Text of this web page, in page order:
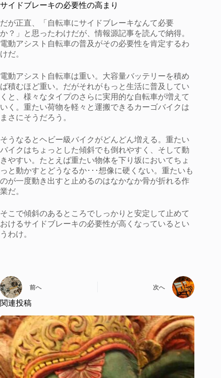
サイドブレーキの必要性の高まり
だが正直、「自転車にサイドブレーキなんて必要
か？」と思ったわけだが、情報源記事を読んで納得。
電動アシスト自転車の普及がその必要性を肯定するわ
けだ。
電動アシスト自転車は重い。大容量バッテリーを積め
ば積むほど重い。だがそれがもっと生活に普及してい
くと、様々なタイプのさらに実用的な自転車が増えて
いく。重たい荷物を軽々と運搬できるカーゴバイクは
まさにそうだろう。
そうなるとヘビー級バイクがどんどん増える。重たい
バイクはちょっとした傾斜でも倒れやすく、そして動
きやすい。たとえば重たい物体を下り坂においてちょ
っと動かすとどうなるか･･･想像に硬くない。重たいも
のが一度動き出すと止めるのはなかなか骨が折れる作
業だ。
そこで傾斜のあるところでしっかりと安定して止めて
おけるサイドブレーキの必要性が高くなっているとい
うわけ。
前へ 次へ
関連投稿